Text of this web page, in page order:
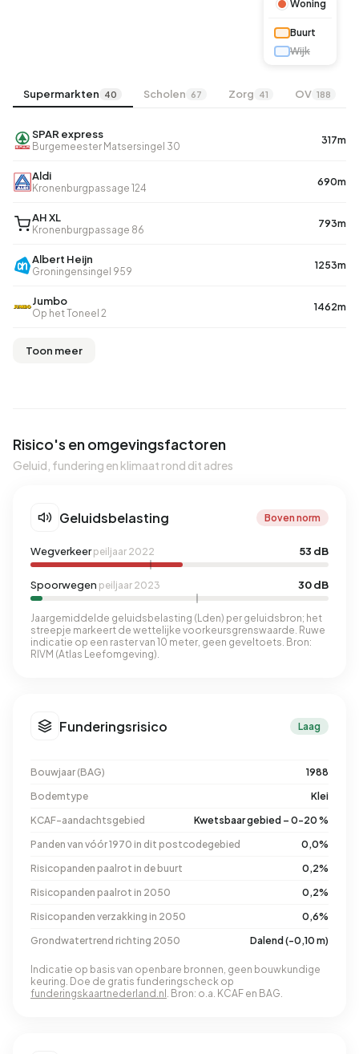
Woning
Buurt
Wijk
Supermarkten 40 Scholen 67 Zorg 41 OV 188
SPAR express
Burgemeester Matsersingel 30
317m
Aldi
Kronenburgpassage 124
690m
AH XL
Kronenburgpassage 86
793m
Albert Heijn
Groningensingel 959
1253m
Jumbo
Op het Toneel 2
1462m
Toon meer
Risico's en omgevingsfactoren
Geluid, fundering en klimaat rond dit adres
Geluidsbelasting Boven norm
Wegverkeerpeiljaar 2022 53 dB
Spoorwegen peiljaar 2023 30 dB
Jaargemiddelde geluidsbelasting (Lden) per geluidsbron; het
streepje markeert de wettelijke voorkeursgrenswaarde. Ruwe
indicatie op een raster van 10 meter, geen geveltoets. Bron:
RIVM (Atlas Leefomgeving).
Funderingsrisico Laag
Bouwjaar (BAG)
1988
Bodemtype
Klei
KCAF-aandachtsgebied
Kwetsbaar gebied – 0-20 %
Panden van vóór 1970 in dit postcodegebied
0,0%
Risicopanden paalrot in de buurt
0,2%
Risicopanden paalrot in 2050
0,2%
Risicopanden verzakking in 2050
0,6%
Grondwatertrend richting 2050
Dalend (-0,10 m)
Indicatie op basis van openbare bronnen, geen bouwkundige
keuring. Doe de gratis funderingscheck op
funderingskaartnederland.nl . Bron: o.a. KCAF en BAG.